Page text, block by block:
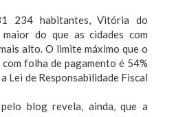
234 habitantes, Vitória do
do que as cidades com
alto. O limite máximo que o
folha de pagamento é 54%
Lei de Responsabilidade Fiscal
blog revela, ainda, que a